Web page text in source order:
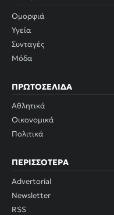
Ομορφιά
Υγεία
Συνταγές
Μόδα
ΠΡΩΤΟΣΈΛΙΔΑ
Αθλητικά
Οικονομικά
Πολιτικά
ΠΕΡΙΣΣΌΤΕΡΑ
Advertorial
Newsletter
RSS